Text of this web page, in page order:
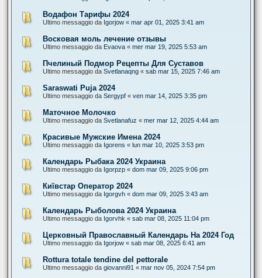
Водафон Тарифы 2024
Ultimo messaggio da Igorjow « mar apr 01, 2025 3:41 am
Восковая моль лечение отзывы
Ultimo messaggio da Evaova « mer mar 19, 2025 5:53 am
Пчелиный Подмор Рецепты Для Суставов
Ultimo messaggio da Svetlanaqng « sab mar 15, 2025 7:46 am
Saraswati Puja 2024
Ultimo messaggio da Sergypf « ven mar 14, 2025 3:35 pm
Маточное Молочко
Ultimo messaggio da Svetlanafuz « mer mar 12, 2025 4:44 am
Красивые Мужские Имена 2024
Ultimo messaggio da Igorens « lun mar 10, 2025 3:53 pm
Календарь Рыбака 2024 Украина
Ultimo messaggio da Igorpzp « dom mar 09, 2025 9:06 pm
Київстар Оператор 2024
Ultimo messaggio da Igorgvh « dom mar 09, 2025 3:43 am
Календарь Рыболова 2024 Украина
Ultimo messaggio da Igorvhk « sab mar 08, 2025 11:04 pm
Церковный Православный Календарь На 2024 Год
Ultimo messaggio da Igorjow « sab mar 08, 2025 6:41 am
Rottura totale tendine del pettorale
Ultimo messaggio da giovanni91 « mar nov 05, 2024 7:54 pm